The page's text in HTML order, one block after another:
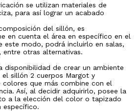
se utilizan materiales de
para así lograr un acabado
del sillón, es
en cuenta el área en específico en el
este modo, podrá incluirlo en salas,
entre otras alternativas.
disponibilidad de crear un ambiente
sillón 2 cuerpos Margot y
que más combine con el
Así, al decidir adquirirlo, posee la
a la elección del color o tapizado
específico.